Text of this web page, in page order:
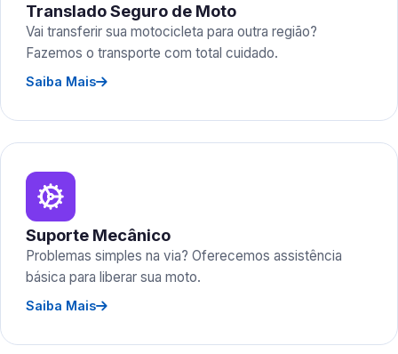
Translado Seguro de Moto
Vai transferir sua motocicleta para outra região?
Fazemos o transporte com total cuidado.
Saiba Mais
Suporte Mecânico
Problemas simples na via? Oferecemos assistência
básica para liberar sua moto.
Saiba Mais